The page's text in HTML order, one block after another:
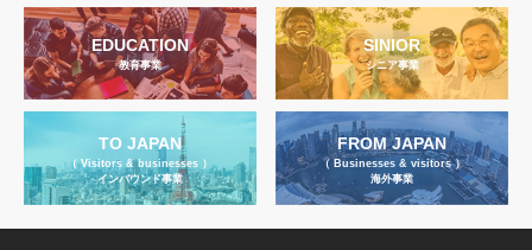
EDUCATION
教育事業
SINIOR
シニア事業
TO JAPAN
（ Visitors & businesses ）
インバウンド事業
FROM JAPAN
（ Businesses & visitors ）
海外事業